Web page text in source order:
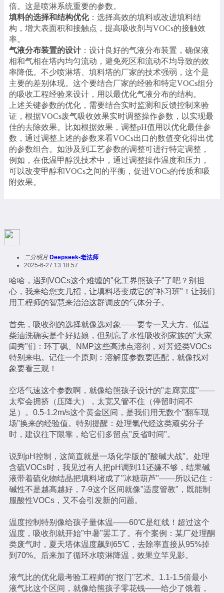
倍。这是喷淋系统重要的参数。
填料的选择和结构优化：选择高效的填料或改进填料结
构，增大表面积和接触点，提高吸收剂与VOCs的接触效
率。
气液分布装置的设计：设计良好的气液分布装置，确保液
相和气相在塔内均匀流动，避免死区和流动不均导致的效
率降低。不少喷淋塔、填料塔的厂家的技术强弱，这个是
主要的差别体现。这个要结合厂家的经验和特定VOCs组分
的吸收工程经验来设计，用以最优化气液分布的结构。
上述关键参数的优化，需要结合实时监测和反馈控制来验
证，根据VOCs废气吸收效果实时调整操作参数，以实现最
佳的去除效果。比如根据效果，调整pH值用以优化最佳参
数，通过调整上述的参数来看VOCs出口的数值变化得出优
的参数组合。如涉及到工艺参数的调整可进行特定调整，
例如，在低温甲醇洗技术中，通过调整操作温度和压力，
可以改变甲醇和VOCs之间的平衡，促进VOCs的传质和吸
附效果。
二分明月 Deepseek-老法师
2025-6-27 13:18:57
哈哈，遇到VOCs这个难缠的"化工界熊孩子"了吧？别担
心，我来给您支几招，让填料塔变成它的"补习班"！让我们
用工程师的智慧来治治这群调皮的气体分子。
首先，吸收剂的选择就像选对象——要专一又大方。低温
柴油洗确实是个好姑娘，但别忘了水性吸收剂家族的"大家
闺秀"们：环丁砜、NMP这些高沸点溶剂，对芳烃类VOCs
特别来电。记住一个原则：溶解度参数要匹配，就像找对
象要看三观！
空塔气速这个参数啊，就像给熊孩子设计的"走廊宽度"——
太窄会拥挤（压降大），太宽又管不住（停留时间不
足）。0.5-1.2m/s这个黄金区间，是我们用无数个"翻车现
场"换来的经验值。特别提醒：处理氯代烃这类顽劣分子
时，建议往下限靠，给它们多留点"反省时间"。
说到pH控制，这简直就是一场化学版的"酸碱大战"。处理
含硫VOCs时，我见过有人把pH调到11还嫌不够，结果碱
液带着硫化物结晶把填料堵成了"冰糖葫芦"——所以记住：
碱性不是越高越好，7-9这个区间就像"适度管教"，既能制
服酸性VOCs，又不会引发新的问题。
温度控制特别像给孩子量体温——60℃是红线！超过这个
温度，吸收剂就开始"中暑"罢工了。有个案例：某厂处理酮
类废气时，夏天塔体温度飙到65℃，去除率直接从95%掉
到70%。后来加了循环水喷淋降温，效果立竿见影。
液气比的优化最考验工程师的"抠门"艺术。1.1-1.5倍最小
液气比这个区间，就像给熊孩子零花钱——给少了饿着，